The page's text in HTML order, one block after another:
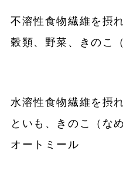
不溶性食物繊維を摂
穀類、野菜、きのこ
水溶性食物繊維を摂
といも、きのこ（な
オートミール